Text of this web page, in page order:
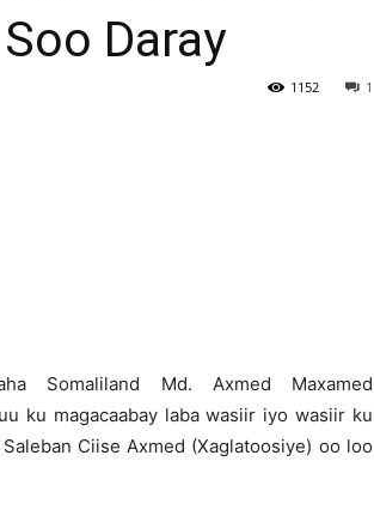
Newspaper
Daray
1
1152
Somaliland Md. Axmed Maxamed
ku magacaabay laba wasiir iyo wasiir ku
Ciise Axmed (Xaglatoosiye) oo loo